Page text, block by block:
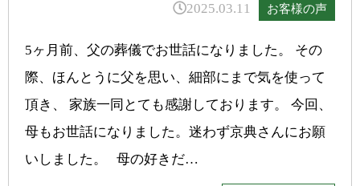
2025.03.11 お客様の声
5ヶ月前、父の葬儀でお世話になりました。 その
際、ほんとうに父を思い、細部にまで気を使って
頂き、 家族一同とても感謝しております。 今回、
母もお世話になりました。迷わず京典さんにお願
いしました。 母の好きだ…